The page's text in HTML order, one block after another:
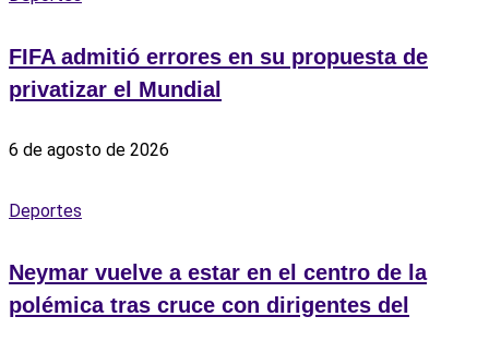
FIFA admitió errores en su propuesta de
privatizar el Mundial
6 de agosto de 2026
Deportes
Neymar vuelve a estar en el centro de la
polémica tras cruce con dirigentes del